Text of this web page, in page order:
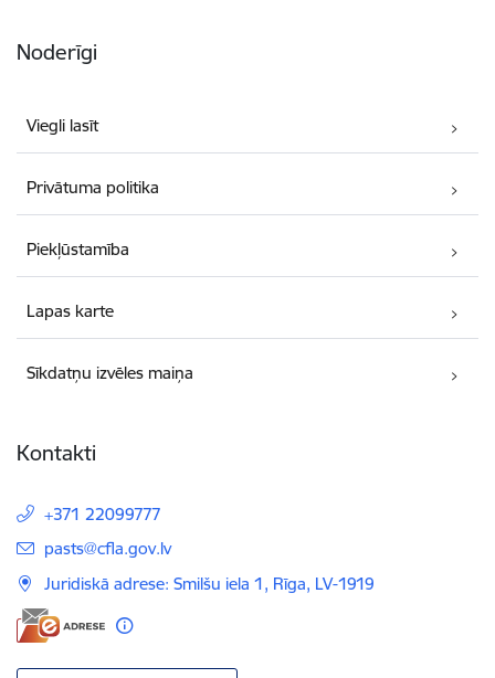
Noderīgi
Viegli lasīt
Privātuma politika
Piekļūstamība
Lapas karte
Sīkdatņu izvēles maiņa
Kontakti
+371 22099777
E-pasts:
pasts@cfla.gov.lv
Juridiskā adrese: Smilšu iela 1, Rīga, LV-1919